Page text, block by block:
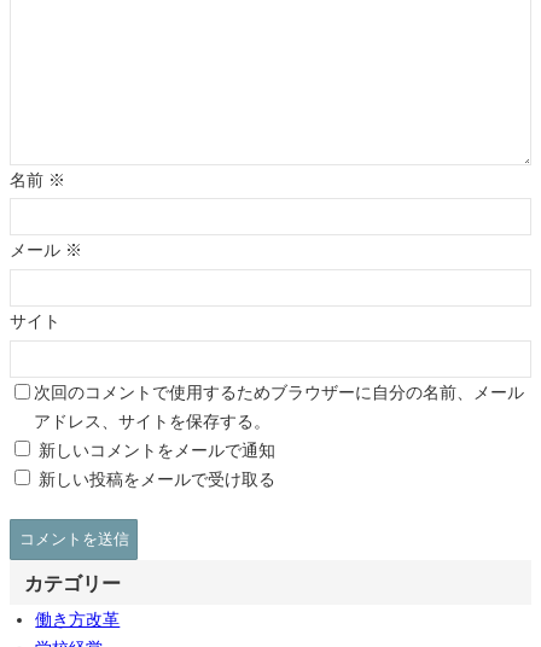
名前 ※
メール ※
サイト
次回のコメントで使用するためブラウザーに自分の名前、メール
アドレス、サイトを保存する。
新しいコメントをメールで通知
新しい投稿をメールで受け取る
カテゴリー
働き方改革